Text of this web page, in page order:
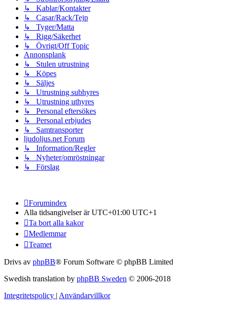
↳ Kablar/Kontakter
↳ Casar/Rack/Tejp
↳ Tyger/Matta
↳ Rigg/Säkerhet
↳ Övrigt/Off Topic
Annonsplank
↳ Stulen utrustning
↳ Köpes
↳ Säljes
↳ Utrustning subhyres
↳ Utrustning uthyres
↳ Personal eftersökes
↳ Personal erbjudes
↳ Samtransporter
ljudoljus.net Forum
↳ Information/Regler
↳ Nyheter/omröstningar
↳ Förslag
Forumindex
Alla tidsangivelser är UTC+01:00 UTC+1
Ta bort alla kakor
Medlemmar
Teamet
Drivs av phpBB® Forum Software © phpBB Limited
Swedish translation by phpBB Sweden © 2006-2018
Integritetspolicy | Användarvillkor